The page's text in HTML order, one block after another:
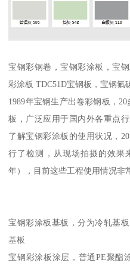
宝钢彩钢卷，宝钢彩涂板，宝
彩涂板 TDC51D宝钢板，宝钢氟
1989年宝钢生产出卷彩钢板，
板，广泛应用于国内外各重点
了解宝钢彩涂板的使用状况，
行了检测，从现场拍摄的效果
年），目前这些工程使用情况非
宝钢彩涂板基板，分为冷轧基
基板
宝钢彩涂板涂层，普通PE聚酯